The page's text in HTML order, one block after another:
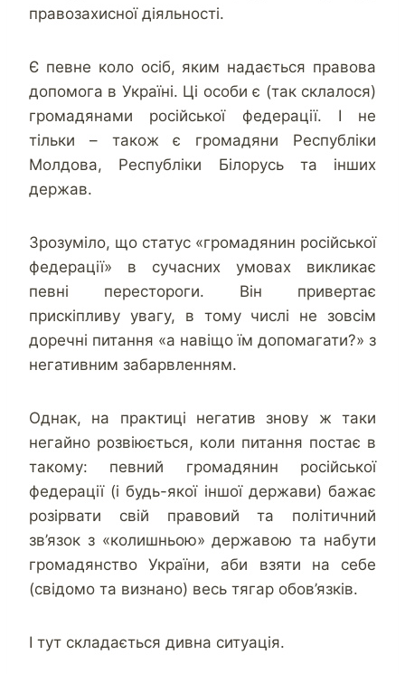
правозахисної діяльності.
Є певне коло осіб, яким надається правова
допомога в Україні. Ці особи є (так склалося)
громадянами російської федерації. І не
тільки – також є громадяни Республіки
Молдова, Республіки Білорусь та інших
держав.
Зрозуміло, що статус «громадянин російської
федерації» в сучасних умовах викликає
певні перестороги. Він привертає
прискіпливу увагу, в тому числі не зовсім
доречні питання «а навіщо їм допомагати?» з
негативним забарвленням.
Однак, на практиці негатив знову ж таки
негайно розвіюється, коли питання постає в
такому: певний громадянин російської
федерації (і будь-якої іншої держави) бажає
розірвати свій правовий та політичний
зв’язок з «колишньою» державою та набути
громадянство України, аби взяти на себе
(свідомо та визнано) весь тягар обов’язків.
І тут складається дивна ситуація.